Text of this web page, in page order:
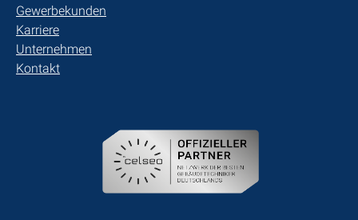
Gewerbekunden
Karriere
Unternehmen
Kontakt